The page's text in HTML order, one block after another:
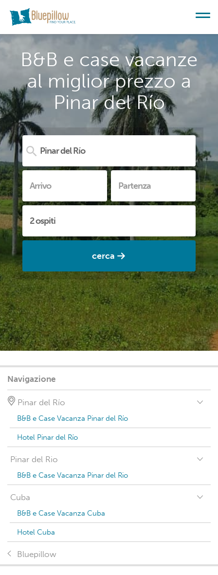
B&B e case vacanze
al miglior prezzo a
Pinar del Río
cerca
Navigazione
Pinar del Río
B&B e Case Vacanza Pinar del Río
Hotel Pinar del Río
Pinar del Rio
B&B e Case Vacanza Pinar del Rio
Cuba
B&B e Case Vacanza Cuba
Hotel Cuba
Bluepillow